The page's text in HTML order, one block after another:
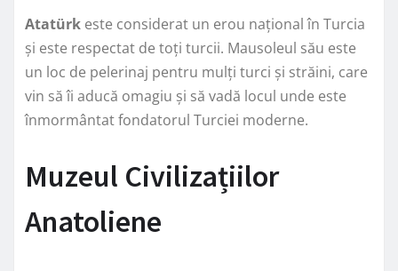
Atatürk este considerat un erou național în Turcia
și este respectat de toți turcii. Mausoleul său este
un loc de pelerinaj pentru mulți turci și străini, care
vin să îi aducă omagiu și să vadă locul unde este
înmormântat fondatorul Turciei moderne.
Muzeul Civilizațiilor
Anatoliene